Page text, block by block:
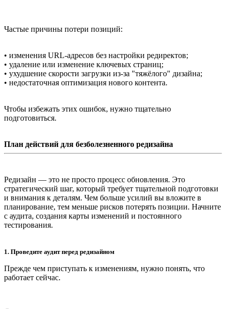
Частые причины потери позиций:
• изменения URL-адресов без настройки редиректов;
• удаление или изменение ключевых страниц;
• ухудшение скорости загрузки из-за "тяжёлого" дизайна;
• недостаточная оптимизация нового контента.
Чтобы избежать этих ошибок, нужно тщательно
подготовиться.
План действий для безболезненного редизайна
Редизайн — это не просто процесс обновления. Это
стратегический шаг, который требует тщательной подготовки
и внимания к деталям. Чем больше усилий вы вложите в
планирование, тем меньше рисков потерять позиции. Начните
с аудита, создания карты изменений и постоянного
тестирования.
1. Проведите аудит перед редизайном
Прежде чем приступать к изменениям, нужно понять, что
работает сейчас.